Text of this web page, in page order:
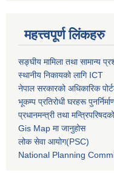
महत्त्वपूर्ण लिंकहरु
सङ्घीय मामिला तथा सामान्य
स्थानीय निकायको लागि ICT
नेपाल सरकारको अधिकारिक
भूकम्प प्रतिरोधी घरहरू
प्रधानमन्त्री तथा
Gis Map मा जानुहोस
लोक सेवा आयोग(PSC)
National Planning